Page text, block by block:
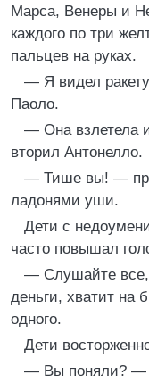
Марса, Венеры и
каждого по три
пальцев на руках.
— Я видел
Паоло.
— Она взлетела
вторил Антонелло.
— Тише вы! —
ладонями уши.
Дети с
часто повышал
— Слушайте
деньги, хватит на
одного.
Дети
— Вы поняли? —